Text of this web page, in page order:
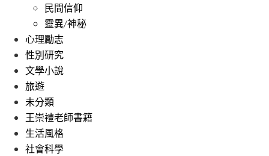
民間信仰
靈異/神秘
心理勵志
性別研究
文學小說
旅遊
未分類
王崇禮老師書籍
生活風格
社會科學